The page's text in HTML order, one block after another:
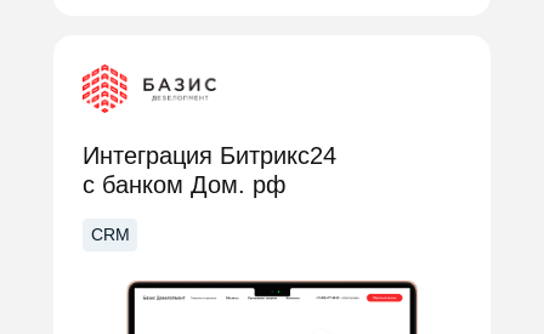
Интеграция Битрикс24
с банком Дом. рф
CRM